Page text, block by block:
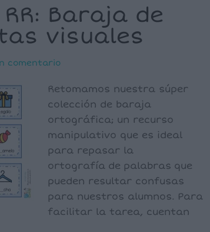
Baraja de
visuales
comentario
Retomamos nuestra súper
colección de baraja
ortográfica; un recurso
manipulativo que es ideal
para repasar la
ortografía de palabras que
pueden resultar confusas
para nuestros alumnos. Para
facilitar la tarea, cuentan